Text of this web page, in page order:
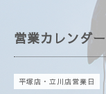
営業カレンダー
平塚店・立川店営業日